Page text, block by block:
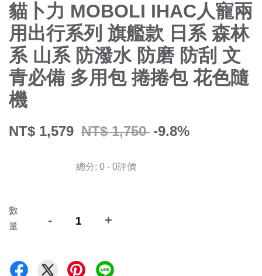
貓卜力 MOBOLI IHAC人寵兩
用出行系列 旗艦款 日系 森林
系 山系 防潑水 防磨 防刮 文
青必備 多用包 捲捲包 花色隨
機
NT$ 1,579 NT$ 1,750 -9.8%
總分: 0 - 0評價
數
量
- +